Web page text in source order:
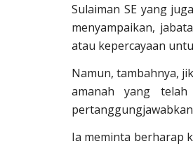
Sulaiman SE yang
menyampaikan,
atau kepercayaan
Namun, tambahnya,
amanah yang
Ia meminta berharap